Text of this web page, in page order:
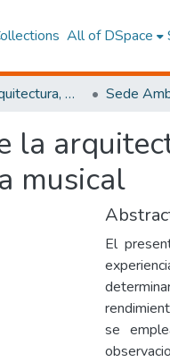
All of DSpace
Facultad de Arquitectura, Artes y Diseño Sede
la
musical
El
se